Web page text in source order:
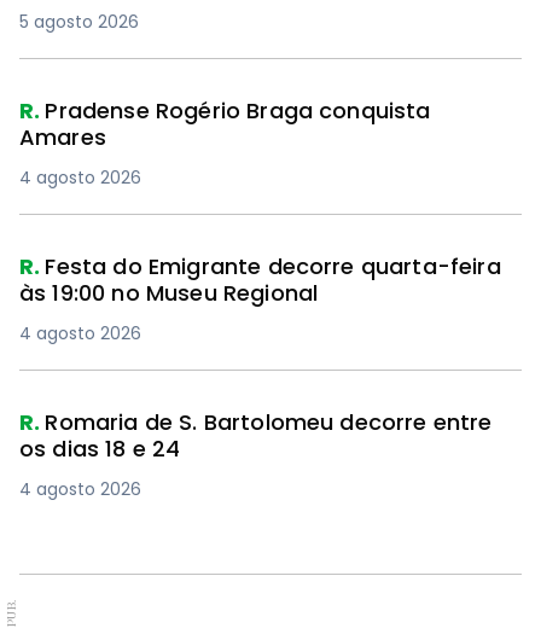
5 agosto 2026
R. Pradense Rogério Braga conquista
Amares
4 agosto 2026
R. Festa do Emigrante decorre quarta-feira
às 19:00 no Museu Regional
4 agosto 2026
R. Romaria de S. Bartolomeu decorre entre
os dias 18 e 24
4 agosto 2026
PUB.